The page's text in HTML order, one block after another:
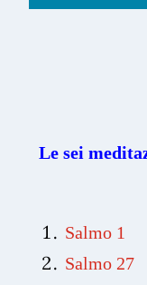
Le sei
Salmo 1
Salmo 27